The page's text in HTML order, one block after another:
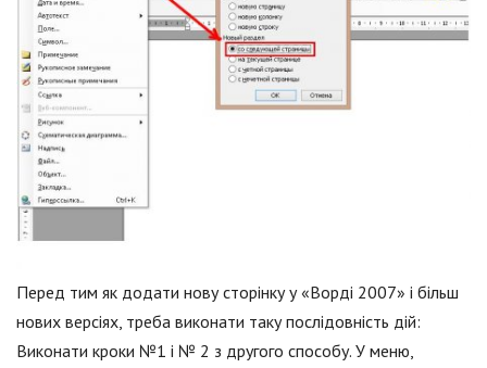
Перед тим як додати нову сторінку у «Ворді 2007» і більш
нових версіях, треба виконати таку послідовність дій:
Виконати кроки №1 і № 2 з другого способу. У меню,